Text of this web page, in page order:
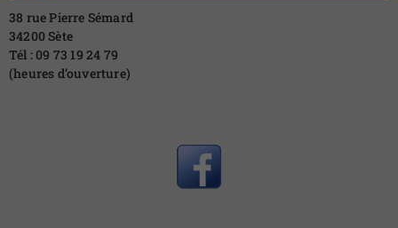
38 rue Pierre Sémard
34200 Sète
Tél : 09 73 19 24 79
(heures d’ouverture)